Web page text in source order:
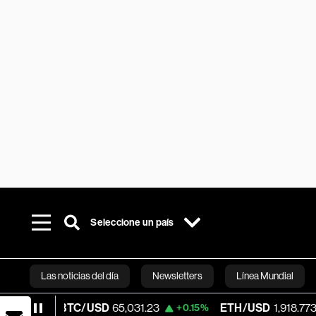
Seleccione un país
Las noticias del día Newsletters Línea Mundial
Bloomberg
BTC/USD 65,031.23 +0.15% ETH/USD 1,918.773 +0.25%